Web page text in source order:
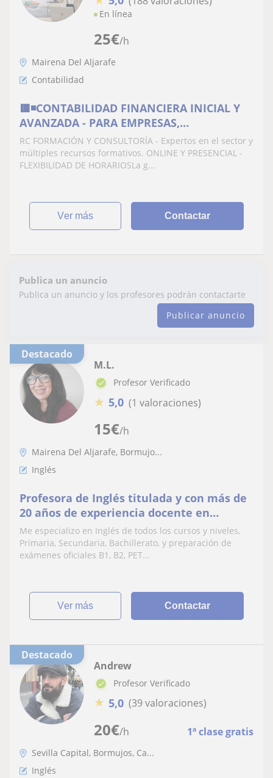
25€/h
En línea
Mairena Del Aljarafe
Contabilidad
🟥◾️CONTABILIDAD FINANCIERA INICIAL Y
AVANZADA - PARA EMPRESAS,
AUTÓNOMOS, Y GRUPOS REDUCIDOS
RC FORMACIÓN Y CONSULTORÍA - Expertos en el sector y
múltiples recursos formativos. ONLINE Y PRESENCIAL -
FLEXIBILIDAD DE HORARIOSLa g...
ver más Contactar
Publica un anuncio
Publica un anuncio y los profesores podrán contactarte
Publicar anuncio
Destacado
15€/h
M.L.
Profesor Verificado
★ 5,0 (1 valoraciones)
Mairena Del Aljarafe, Bormujo...
Inglés
Profesora de Inglés titulada y con más de
20 años de experiencia docente en
Inglaterra y España. Precios económicos
Me especializo en Inglés de todos los cursos y niveles,
Primaria, Secundaria, Bachillerato, y preparación de
exámenes oficiales B1, B2, PET...
ver más Contactar
Destacado
20€/h 1ª clase gratis
Andrew
Profesor Verificado
★ 5,0 (39 valoraciones)
Sevilla Capital, Bormujos, Ca...
Inglés